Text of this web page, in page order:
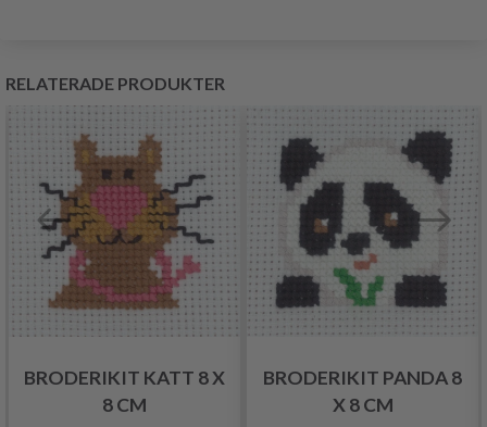
RELATERADE PRODUKTER
BRODERIKIT KATT 8 X
8 CM
BRODERIKIT PANDA 8
X 8 CM